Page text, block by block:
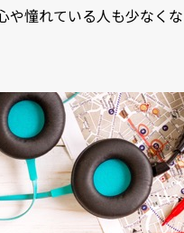
や憧れている人も少なくな